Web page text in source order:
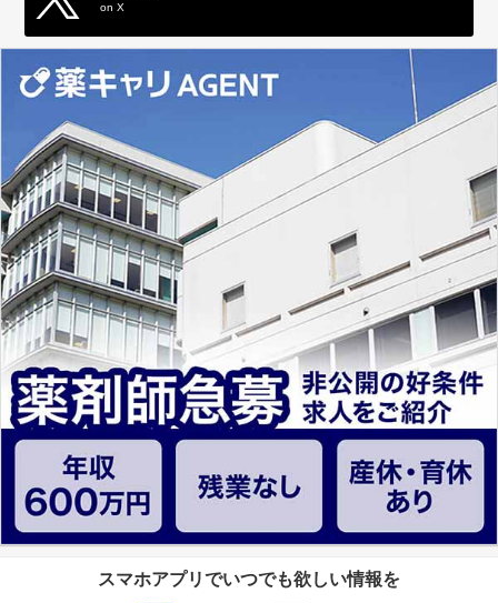
on X
スマホアプリでいつでも欲しい情報を